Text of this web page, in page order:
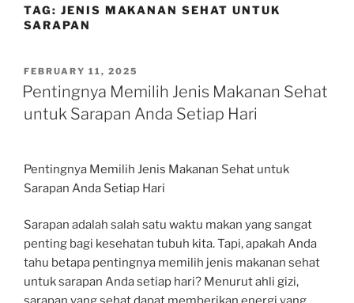
TAG: JENIS MAKANAN SEHAT UNTUK
SARAPAN
POSTED
ON
FEBRUARY 11, 2025
Pentingnya Memilih Jenis Makanan Sehat
untuk Sarapan Anda Setiap Hari
Pentingnya Memilih Jenis Makanan Sehat untuk
Sarapan Anda Setiap Hari
Sarapan adalah salah satu waktu makan yang sangat
penting bagi kesehatan tubuh kita. Tapi, apakah Anda
tahu betapa pentingnya memilih jenis makanan sehat
untuk sarapan Anda setiap hari? Menurut ahli gizi,